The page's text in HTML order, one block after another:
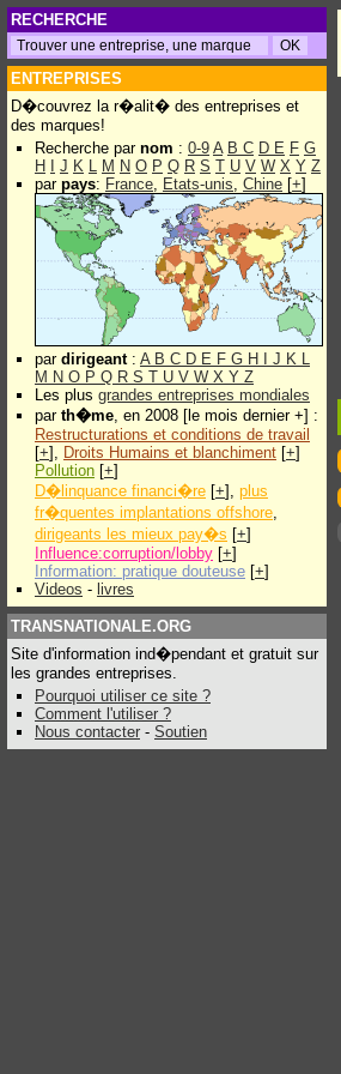
RECHERCHE
ENTREPRISES
D�couvrez la r�alit� des entreprises et
des marques!
Recherche par nom : 0-9 A B C D E F G
H
J K L M N O P Q R S T U V W X Y Z
par pays: France, Etats-unis, Chine [+]
par dirigeant: A B C D E F G H J K L
M N O P Q R S T U V W X Y Z
Les plus grandes entreprises mondiales
par th�me, en 2008 [le mois dernier +] :
Restructurations et conditions de travail
[+], Droits Humains et blanchiment [+]
Pollution [+]
D�linquance financi�re [+], plus
fr�quentes implantations offshore,
dirigeants les mieux pay�s [+]
Influence:corruption/lobby [+]
Information: pratique douteuse [+]
Videos - livres
TRANSNATIONALE.ORG
Site d'information ind�pendant et gratuit sur
les grandes entreprises.
Pourquoi utiliser ce site ?
Comment l'utiliser ?
Nous contacter - Soutien